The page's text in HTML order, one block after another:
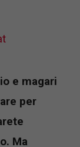
e magari
per
Ma